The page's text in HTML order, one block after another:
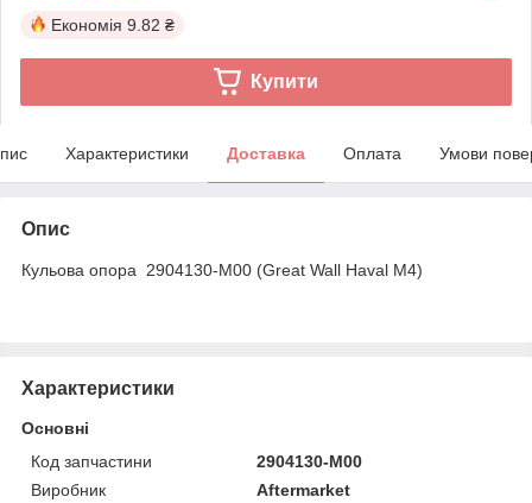
Економія 9.82 ₴
Купити
Характеристики Доставка Оплата Умови
Опис
Кульова опора 2904130-M00 (Great Wall Haval M4)
Характеристики
Основні
Код запчастини
2904130-M00
Виробник
Aftermarket